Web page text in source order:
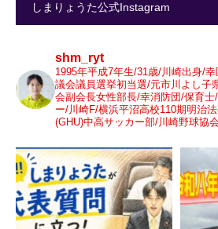
しまりょうた公式Instagram
shm_ryt
1995年平成7年生/31歳/川崎出身/
議会議員選挙初当選/元市川よし子
会副会長女性部長/幸消防団/保育
ー/川崎F/横浜平沼高校110期明治
(GHU)中高サッカー部/川崎野球協